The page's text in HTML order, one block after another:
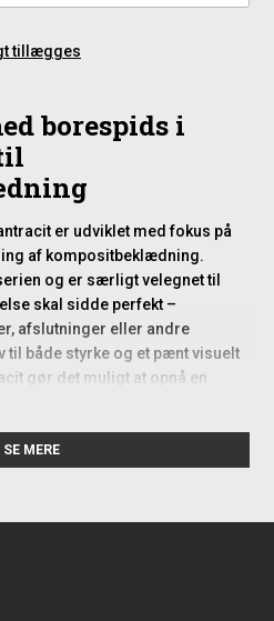
tillægges
borespids i
er udviklet med fokus på
af kompositbeklædning.
og er særligt velegnet til
skal sidde perfekt –
afslutninger eller andre
til både styrke og et pænt visuelt
gør det muligt at opnå en
integrerede borespids, som
dette en langt mere overskuelig
der lever op til de forventede
SE MERE